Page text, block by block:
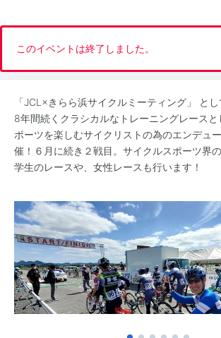
このイベントは終了しました。
「JCL×きらら浜サイクルミーティング」 と
8年間続くクラシカルなトレーニングレースと
ポーツを楽しむサイクリストの為のエンデュ
催！６月に続き２戦目。サイクルスポーツ界
学生のレースや、女性レースも行います！